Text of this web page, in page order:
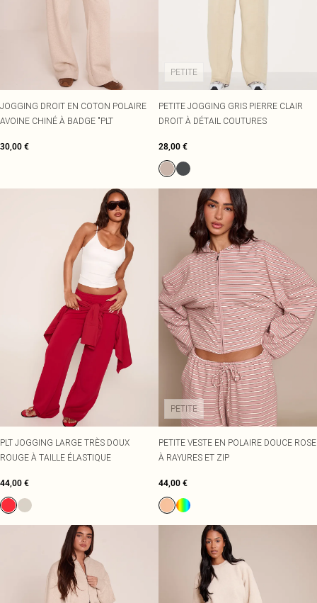
JOGGING DROIT EN COTON POLAIRE
AVOINE CHINÉ À BADGE "PLT
30,00 €
PETITE
PETITE JOGGING GRIS PIERRE CLAIR
DROIT À DÉTAIL COUTURES
28,00 €
PLT JOGGING LARGE TRÈS DOUX
ROUGE À TAILLE ÉLASTIQUE
44,00 €
PETITE
PETITE VESTE EN POLAIRE DOUCE ROSE
À RAYURES ET ZIP
44,00 €